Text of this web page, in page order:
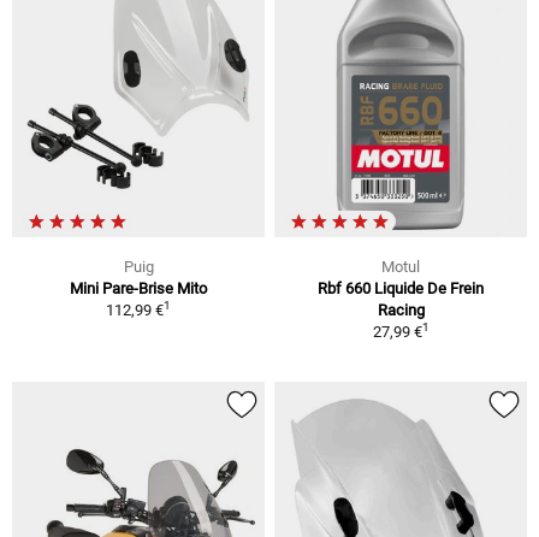
Puig
Mini Pare-Brise Mito
112,99 €1
Motul
Rbf 660 Liquide De Frein
Racing
27,99 €1